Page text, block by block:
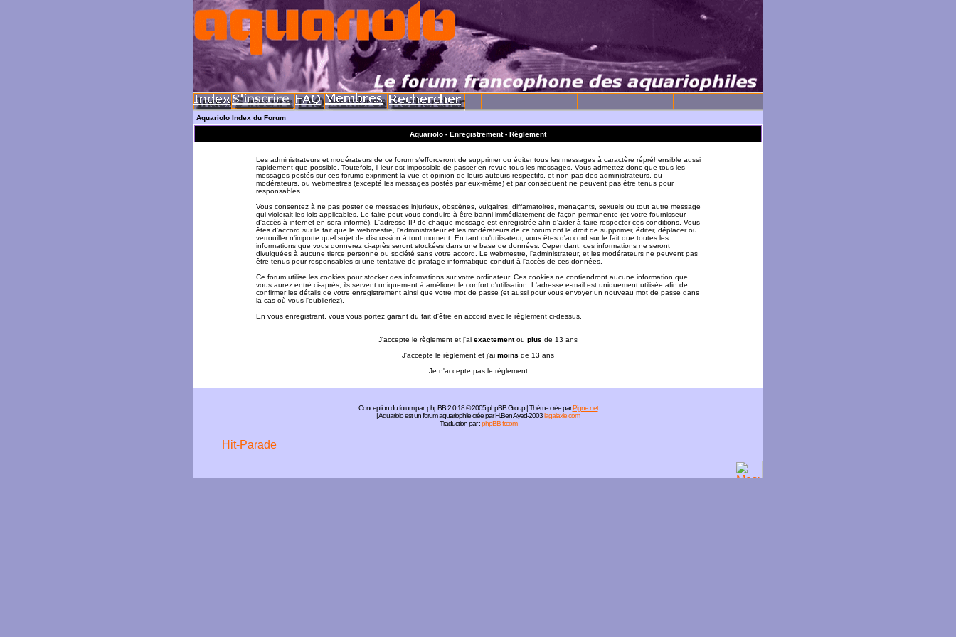
Aquariolo Index du Forum
Aquariolo - Enregistrement - Règlement
Les administrateurs et modérateurs de ce forum s'efforceront de supprimer ou éditer tous les messages à caractère répréhensible aussi
rapidement que possible. Toutefois, il leur est impossible de passer en revue tous les messages. Vous admettez donc que tous les
messages postés sur ces forums expriment la vue et opinion de leurs auteurs respectifs, et non pas des administrateurs, ou
modérateurs, ou webmestres (excepté les messages postés par eux-même) et par conséquent ne peuvent pas être tenus pour
responsables.
Vous consentez à ne pas poster de messages injurieux, obscènes, vulgaires, diffamatoires, menaçants, sexuels ou tout autre message
qui violerait les lois applicables. Le faire peut vous conduire à être banni immédiatement de façon permanente (et votre fournisseur
d'accès à internet en sera informé). L'adresse IP de chaque message est enregistrée afin d'aider à faire respecter ces conditions. Vous
êtes d'accord sur le fait que le webmestre, l'administrateur et les modérateurs de ce forum ont le droit de supprimer, éditer, déplacer ou
verrouiller n'importe quel sujet de discussion à tout moment. En tant qu'utilisateur, vous êtes d'accord sur le fait que toutes les
informations que vous donnerez ci-après seront stockées dans une base de données. Cependant, ces informations ne seront
divulguées à aucune tierce personne ou société sans votre accord. Le webmestre, l'administrateur, et les modérateurs ne peuvent pas
être tenus pour responsables si une tentative de piratage informatique conduit à l'accès de ces données.
Ce forum utilise les cookies pour stocker des informations sur votre ordinateur. Ces cookies ne contiendront aucune information que
vous aurez entré ci-après, ils servent uniquement à améliorer le confort d'utilisation. L'adresse e-mail est uniquement utilisée afin de
confirmer les détails de votre enregistrement ainsi que votre mot de passe (et aussi pour vous envoyer un nouveau mot de passe dans
la cas où vous l'oublieriez).
En vous enregistrant, vous vous portez garant du fait d'être en accord avec le règlement ci-dessus.
J'accepte le règlement et j'ai exactementou plus de 13 ans
J'accepte le règlement et j'ai moins de 13 ans
Je n'accepte pas le règlement
Conception du forum par:phpBB2.0.18 © 2005 phpBB Group | Thème crée parPigne.net
| Aquariolo est un forum aquariophile crée par H.Ben Ayed-2003lagalaxie.com
Traduction par :phpBB-fr.com